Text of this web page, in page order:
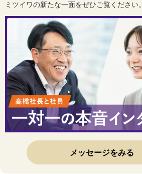
ミツイワの新たな一面をぜひご覧ください。
メッセージをみる